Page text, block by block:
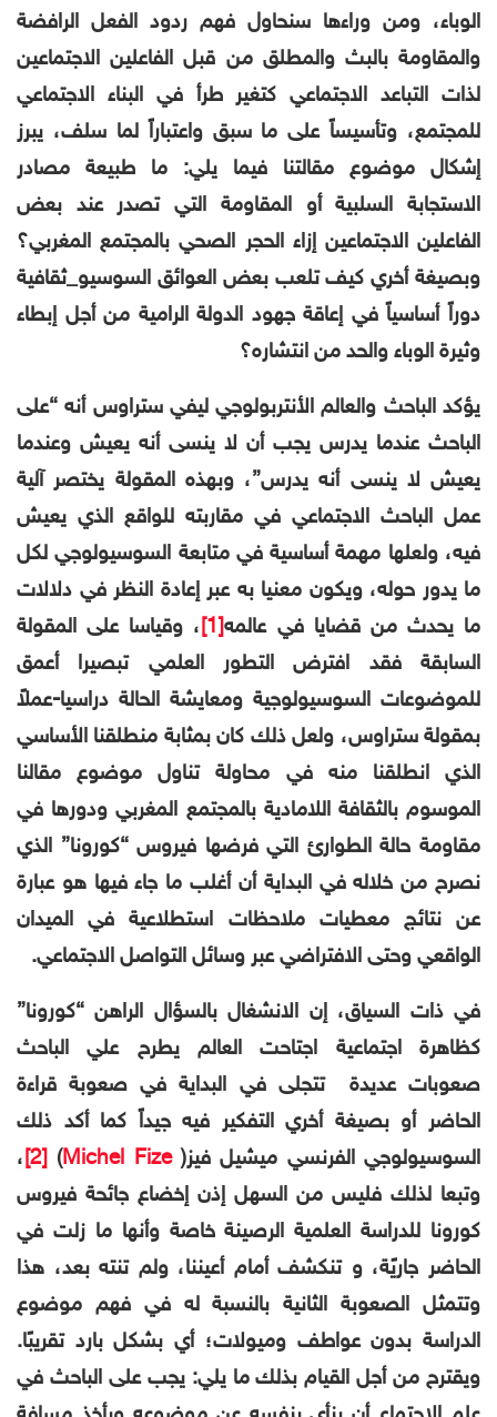
الوباء، ومن وراءها سنحاول فهم ردود الفعل الرافضة
والمقاومة بالبث والمطلق من قبل الفاعلين الاجتماعين
لذات التباعد الاجتماعي كتغير طرأ في البناء الاجتماعي
للمجتمع، وتأسيساً على ما سبق واعتباراً لما سلف، يبرز
إشكال موضوع مقالتنا فيما يلي: ما طبيعة مصادر
الاستجابة السلبية أو المقاومة التي تصدر عند بعض
الفاعلين الاجتماعين إزاء الحجر الصحي بالمجتمع المغربي؟
وبصيغة أخري كيف تلعب بعض العوائق السوسيو_ثقافية
دوراً أساسياً في إعاقة جهود الدولة الرامية من أجل إبطاء
وثيرة الوباء والحد من انتشاره؟
يؤكد الباحث والعالم الأنتربولوجي ليفي ستراوس أنه “على
الباحث عندما يدرس يجب أن لا ينسى أنه يعيش وعندما
يعيش لا ينسى أنه يدرس”، وبهذه المقولة يختصر آلية
عمل الباحث الاجتماعي في مقاربته للواقع الذي يعيش
فيه، ولعلها مهمة أساسية في متابعة السوسيولوجي لكل
ما يدور حوله، ويكون معنيا به عبر إعادة النظر في دلالات
ما يحدث من قضايا في عالمه[1]
، وقياسا على المقولة
السابقة فقد افترض التطور العلمي تبصيرا أعمق
للموضوعات السوسيولوجية ومعايشة الحالة دراسيا-عملاً
بمقولة ستراوس، ولعل ذلك كان بمثابة منطلقنا الأساسي
الذي انطلقنا منه في محاولة تناول موضوع مقالنا
الموسوم بالثقافة اللامادية بالمجتمع المغربي ودورها في
مقاومة حالة الطوارئ التي فرضها فيروس “كورونا” الذي
نصرح من خلاله في البداية أن أغلب ما جاء فيها هو عبارة
عن نتائج معطيات ملاحظات استطلاعية في الميدان
الواقعي وحتى الافتراضي عبر وسائل التواصل الاجتماعي.
في ذات السياق، إن الانشغال بالسؤال الراهن “كورونا”
كظاهرة اجتماعية اجتاحت العالم يطرح علي الباحث
صعوبات عديدة تتجلى في البداية في صعوبة قراءة
الحاضر أو بصيغة أخري التفكير فيه جيداً كما أكد ذلك
السوسيولوجي الفرنسي ميشيل فيز( Michel Fize
)
[2]
،
وتبعا لذلك فليس من السهل إذن إخضاع جائحة فيروس
كورونا للدراسة العلمية الرصينة خاصة وأنها ما زلت في
الحاضر جاريًة، و تنكشف أمام أعيننا، ولم تنته بعد، هذا
وتتمثل الصعوبة الثانية بالنسبة له في فهم موضوع
الدراسة بدون عواطف وميولات؛ أي بشكل بارد تقريبًا.
ويقترح من أجل القيام بذلك ما يلي: يجب على الباحث في